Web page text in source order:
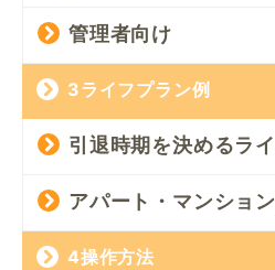
管理者向け
3ライフプラン例
引退時期を決めるラ
アパート・マンショ
4操作方法